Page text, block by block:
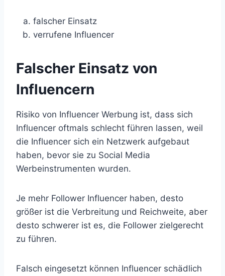
falscher Einsatz
verrufene Influencer
Falscher Einsatz von
Influencern
Risiko von Influencer Werbung ist, dass sich
Influencer oftmals schlecht führen lassen, weil
die Influencer sich ein Netzwerk aufgebaut
haben, bevor sie zu Social Media
Werbeinstrumenten wurden.
Je mehr Follower Influencer haben, desto
größer ist die Verbreitung und Reichweite, aber
desto schwerer ist es, die Follower zielgerecht
zu führen.
Falsch eingesetzt können Influencer schädlich